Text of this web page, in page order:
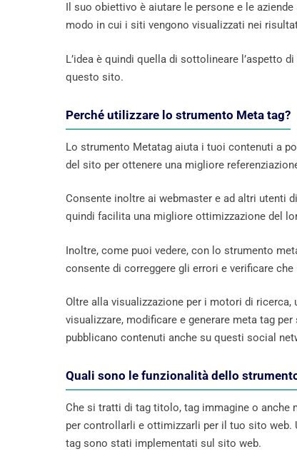
Il suo obiettivo è aiutare le persone e le
modo in cui i siti vengono visualizzati nei
L’idea è quindi quella di sottolineare l’aspetto
questo sito.
Perché utilizzare lo strumento Meta tag?
Lo strumento Metatag aiuta i tuoi contenuti a
del sito per ottenere una migliore
Consente inoltre ai webmaster e ad altri utenti
quindi facilita una migliore ottimizzazione del
Inoltre, come puoi vedere, con lo strumento
consente di correggere gli errori e verificare
Oltre alla visualizzazione per i motori di
visualizzare, modificare e generare meta tag
pubblicano contenuti anche su questi social
Quali sono le funzionalità dello
Che si tratti di tag titolo, tag immagine o
per controllarli e ottimizzarli per il tuo sito web.
tag sono stati implementati sul sito web.